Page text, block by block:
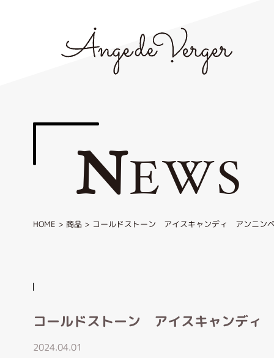
NEWS
HOME > 商品 > コールドストーン アイスキャンディ アンニン
コールドストーン アイスキャンディ
2024.04.01